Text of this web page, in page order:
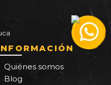
Quiénes somos
Blog